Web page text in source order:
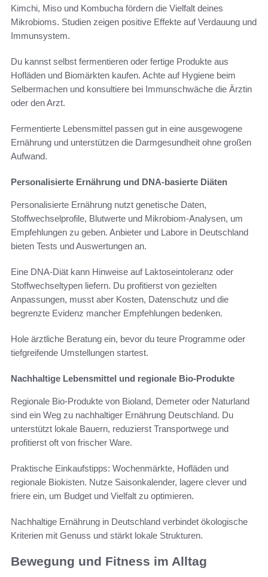
Kimchi, Miso und Kombucha fördern die Vielfalt deines
Mikrobioms. Studien zeigen positive Effekte auf Verdauung und
Immunsystem.
Du kannst selbst fermentieren oder fertige Produkte aus
Hofläden und Biomärkten kaufen. Achte auf Hygiene beim
Selbermachen und konsultiere bei Immunschwäche die Ärztin
oder den Arzt.
Fermentierte Lebensmittel passen gut in eine ausgewogene
Ernährung und unterstützen die Darmgesundheit ohne großen
Aufwand.
Personalisierte Ernährung und DNA-basierte Diäten
Personalisierte Ernährung nutzt genetische Daten,
Stoffwechselprofile, Blutwerte und Mikrobiom-Analysen, um
Empfehlungen zu geben. Anbieter und Labore in Deutschland
bieten Tests und Auswertungen an.
Eine DNA-Diät kann Hinweise auf Laktoseintoleranz oder
Stoffwechseltypen liefern. Du profitierst von gezielten
Anpassungen, musst aber Kosten, Datenschutz und die
begrenzte Evidenz mancher Empfehlungen bedenken.
Hole ärztliche Beratung ein, bevor du teure Programme oder
tiefgreifende Umstellungen startest.
Nachhaltige Lebensmittel und regionale Bio-Produkte
Regionale Bio-Produkte von Bioland, Demeter oder Naturland
sind ein Weg zu nachhaltiger Ernährung Deutschland. Du
unterstützt lokale Bauern, reduzierst Transportwege und
profitierst oft von frischer Ware.
Praktische Einkaufstipps: Wochenmärkte, Hofläden und
regionale Biokisten. Nutze Saisonkalender, lagere clever und
friere ein, um Budget und Vielfalt zu optimieren.
Nachhaltige Ernährung in Deutschland verbindet ökologische
Kriterien mit Genuss und stärkt lokale Strukturen.
Bewegung und Fitness im Alltag